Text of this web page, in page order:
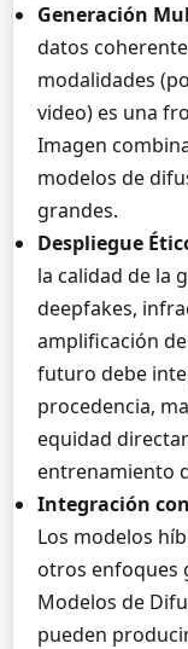
Generación
datos
modalidades
video) es una
Imagen
modelos de
grandes.
Despliegue
la calidad de la
deepfakes,
amplificación
futuro debe
procedencia,
equidad
entrenamiento
Integración
Los modelos
otros enfoques
Modelos de
pueden